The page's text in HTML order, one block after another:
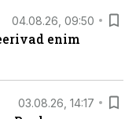
04.08.26, 09:50
enim
03.08.26, 14:17